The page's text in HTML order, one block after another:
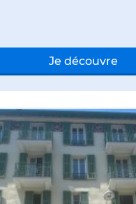
Je découvre